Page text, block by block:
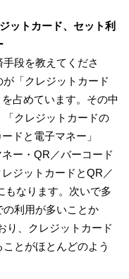
ットカード、セット利
手段を教えてくださ
「クレジットカード
占めています。その中
クレジットカードの
ドと電子マネー」
ー・QR／バーコード
ジットカードとQR／
もなります。次いで多
利用が多いことか
り、クレジットカード
とがほとんどのよう